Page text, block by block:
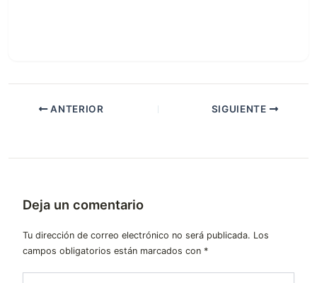
ANTERIOR SIGUIENTE
Deja un comentario
Tu dirección de correo electrónico no será publicada. Los
campos obligatorios están marcados con *